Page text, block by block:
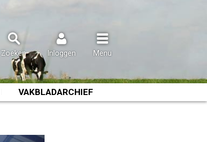
Zoeken Inloggen Menu
VAKBLADARCHIEF